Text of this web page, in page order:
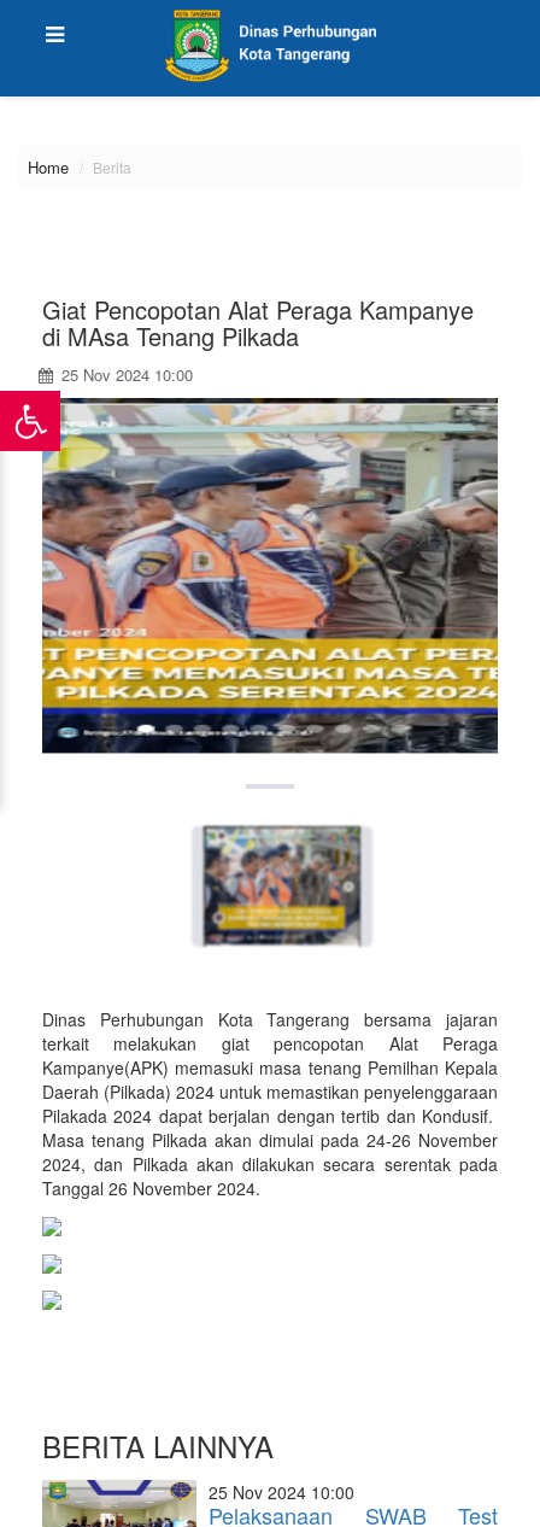
Home Berita
Giat Pencopotan Alat Peraga Kampanye
di MAsa Tenang Pilkada
25 Nov 2024 10:00
Dinas Perhubungan Kota Tangerang bersama jajaran
terkait melakukan giat pencopotan Alat Peraga
Kampanye(APK) memasuki masa tenang Pemilhan Kepala
Daerah (Pilkada) 2024 untuk memastikan penyelenggaraan
Pilakada 2024 dapat berjalan dengan tertib dan Kondusif.
Masa tenang Pilkada akan dimulai pada 24-26 November
2024, dan Pilkada akan dilakukan secara serentak pada
Tanggal 26 November 2024.
BERITA LAINNYA
25 Nov 2024 10:00
Pelaksanaan SWAB Test